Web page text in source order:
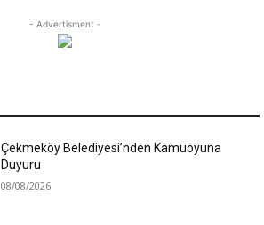
- Advertisment -
Çekmeköy Belediyesi’nden Kamuoyuna
Duyuru
08/08/2026